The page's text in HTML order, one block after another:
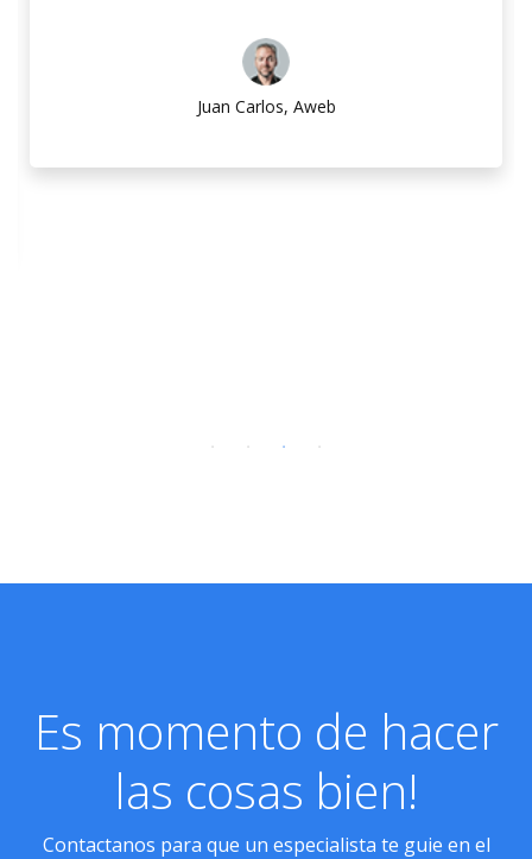
Juan Carlos, Aweb
Es momento de hacer
las cosas bien!
Contactanos para que un especialista te guie en el